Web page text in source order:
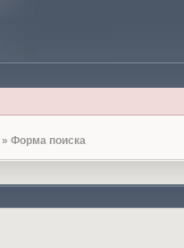
» Форма поиска